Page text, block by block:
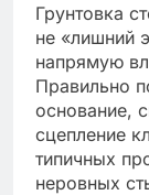
Грунтовка
не «лишний
напрямую
Правильно
основание,
сцепление
типичных
неровных